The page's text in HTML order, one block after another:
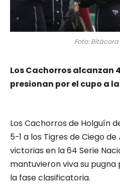
Foto:
Los Cachorros alcanzan
presionan por el cupo a
Los Cachorros de Holguín
5-1 a los Tigres de Ciego
victorias en la 64 Serie
mantuvieron viva su
la fase clasificatoria.